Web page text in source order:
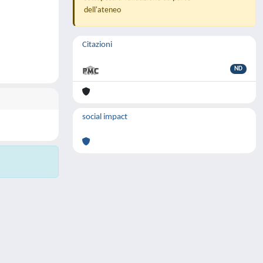
dell'ateneo
Citazioni
ND
social impact